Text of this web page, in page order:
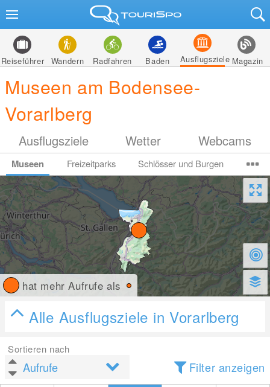
Reiseführer Wandern Radfahren Baden Ausflugsziele Magazin
Museen am Bodensee-
Vorarlberg
Ausflugsziele Wetter Webcams
Museen Freizeitparks Schlösser und Burgen
hat mehr Aufrufe als
Alle Ausflugsziele in Vorarlberg
Sortieren nach
Filter anzeigen